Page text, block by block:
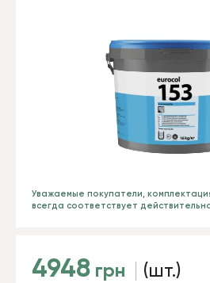
Уважаемые покупатели,
всегда соответствует
4948 грн (шт.)